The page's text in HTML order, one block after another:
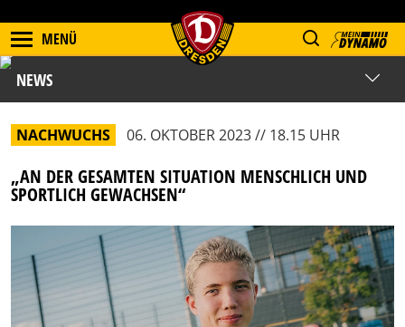
MENÜ
NEWS
NACHWUCHS 06. OKTOBER 2023 // 18.15 UHR
„AN DER GESAMTEN SITUATION MENSCHLICH UND
SPORTLICH GEWACHSEN“